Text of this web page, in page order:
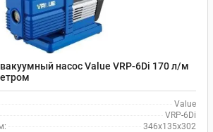
насос Value VRP-6Di 170 л/м
Value
VRP-6Di
346х135х302